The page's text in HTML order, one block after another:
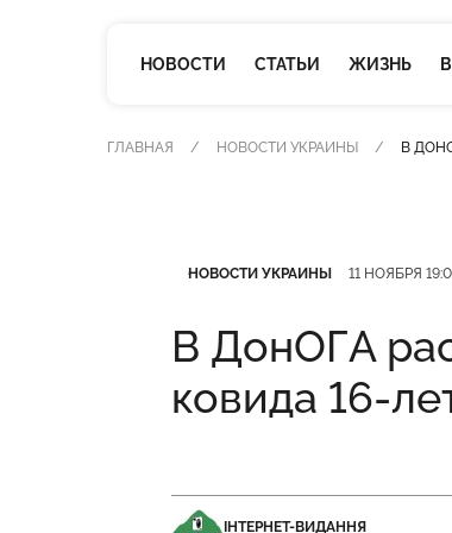
НОВОСТИ СТАТЬИ ЖИЗНЬ
ГЛАВНАЯ НОВОСТИ УКРАИНЫ В
НОВОСТИ УКРАИНЫ 11 НОЯБРЯ
В ДонОГА
ковида 16-
ІНТЕРНЕТ-ВИДАННЯ